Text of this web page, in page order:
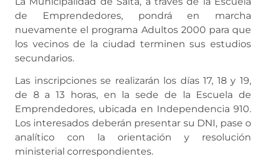
de Emprendedores, pondrá en marcha
nuevamente el programa Adultos 2000 para que
los vecinos de la ciudad terminen sus estudios
secundarios.
Las inscripciones se realizarán los días 17, 18 y 19,
de 8 a 13 horas, en la sede de la Escuela de
Emprendedores, ubicada en Independencia 910.
Los interesados deberán presentar su DNI, pase o
analítico con la orientación y resolución
ministerial correspondientes.